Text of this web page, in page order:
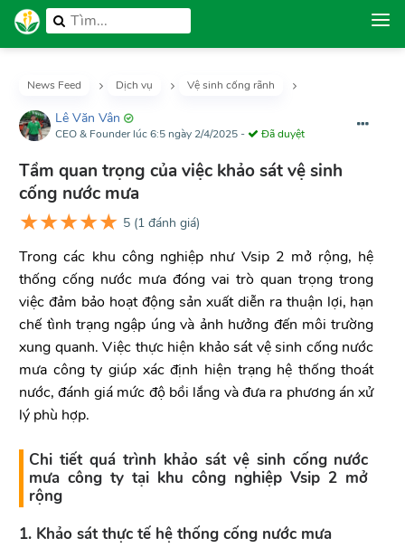
News Feed Dịch vụ Vệ sinh cống rãnh
Lê Văn Vân
CEO & Founderlúc 6:5 ngày 2/4/2025 - Đã duyệt
Tầm quan trọng của việc khảo sát vệ sinh
cống nước mưa
★★★★★ 5 (1 đánh giá)
Trong các khu công nghiệp như Vsip 2 mở rộng, hệ
thống cống nước mưa đóng vai trò quan trọng trong
việc đảm bảo hoạt động sản xuất diễn ra thuận lợi, hạn
chế tình trạng ngập úng và ảnh hưởng đến môi trường
xung quanh. Việc thực hiện khảo sát vệ sinh cống nước
mưa công ty giúp xác định hiện trạng hệ thống thoát
nước, đánh giá mức độ bồi lắng và đưa ra phương án xử
lý phù hợp.
Chi tiết quá trình khảo sát vệ sinh cống nước
mưa công ty tại khu công nghiệp Vsip 2 mở
rộng
1. Khảo sát thực tế hệ thống cống nước mưa